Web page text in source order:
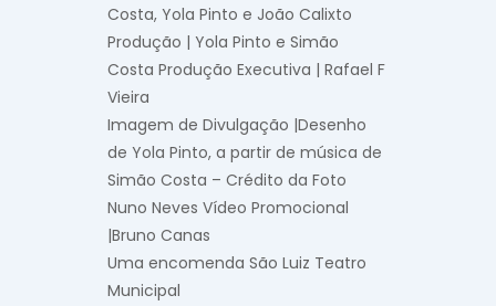
Costa, Yola Pinto e João Calixto
Produção | Yola Pinto e Simão
Costa Produção Executiva | Rafael F
Vieira
Imagem de Divulgação |Desenho
de Yola Pinto, a partir de música de
Simão Costa – Crédito da Foto
Nuno Neves Vídeo Promocional
|Bruno Canas
Uma encomenda São Luiz Teatro
Municipal